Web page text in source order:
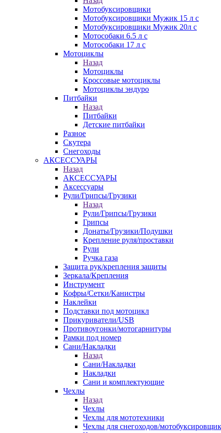
Мотобуксировщики
Мотобуксировщики Мужик 15 л с
Мотобуксировщики Мужик 20л с
Мотособаки 6.5 л с
Мотособаки 17 л с
Мотоциклы
Назад
Мотоциклы
Кроссовые мотоциклы
Мотоциклы эндуро
Питбайки
Назад
Питбайки
Детские питбайки
Разное
Скутера
Снегоходы
АКСЕССУАРЫ
Назад
АКСЕССУАРЫ
Аксессуары
Рули/Грипсы/Грузики
Назад
Рули/Грипсы/Грузики
Грипсы
Донаты/Грузики/Подушки
Крепление руля/проставки
Рули
Ручка газа
Защита рук/крепления защиты
Зеркала/Крепления
Инструмент
Кофры/Сетки/Канистры
Наклейки
Подставки под мотоцикл
Прикуриватели/USB
Противоугонки/мотогарнитуры
Рамки под номер
Сани/Накладки
Назад
Сани/Накладки
Накладки
Сани и комплектующие
Чехлы
Назад
Чехлы
Чехлы для мототехники
Чехлы для снегоходов/